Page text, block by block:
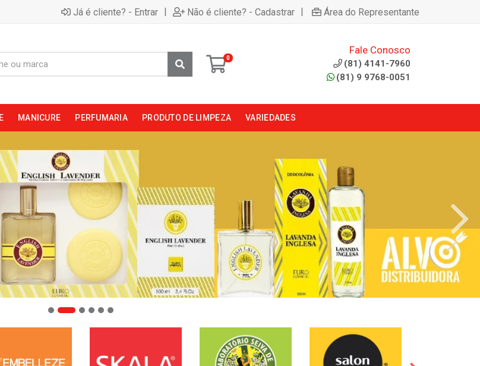
Já é cliente? - Entrar | Não é cliente? - Cadastrar | Área do Representante
0
Fale Conosco
(81) 4141-7960
(81) 9 9768-0051
MANICURE PERFUMARIA PRODUTO DE LIMPEZA VARIEDADES